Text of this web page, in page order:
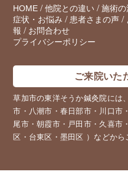
HOME /他院との違い /施術
症状・お悩み / 患者さまの声 /
報 / お問合わせ
プライバシーポリシー
ご来院いた
草加市の東洋そうか鍼灸院には
市・八潮市・春日部市・川口市
尾市・朝霞市・戸田市・久喜市
区・台東区・墨田区 ）などから